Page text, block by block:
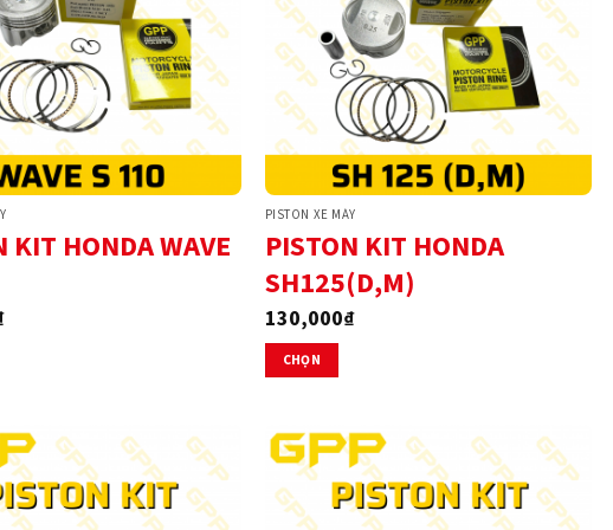
KIT HONDA WAVE
PISTON XE MÁY
PISTON KIT HONDA
SH125(D,M)
130,000₫
CHỌN
này
có
nhiều